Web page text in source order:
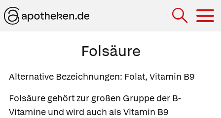
Folsäure
Alternative Bezeichnungen: Folat, Vitamin B9
Folsäure gehört zur großen Gruppe der B-
Vitamine und wird auch als Vitamin B9